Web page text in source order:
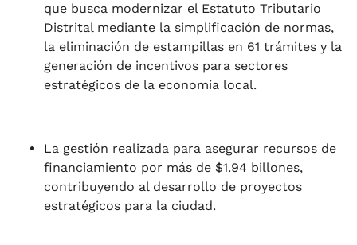
que busca modernizar el Estatuto Tributario
Distrital mediante la simplificación de normas,
la eliminación de estampillas en 61 trámites y la
generación de incentivos para sectores
estratégicos de la economía local.
La gestión realizada para asegurar recursos de
financiamiento por más de $1.94 billones,
contribuyendo al desarrollo de proyectos
estratégicos para la ciudad.